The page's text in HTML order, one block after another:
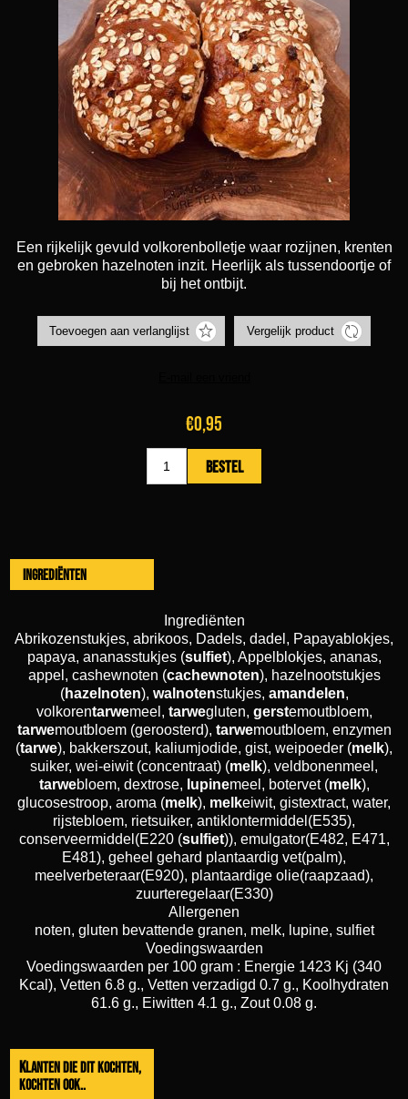
Een rijkelijk gevuld volkorenbolletje waar rozijnen, krenten
en gebroken hazelnoten inzit. Heerlijk als tussendoortje of
bij het ontbijt.
€0,95
Ingrediënten
Ingrediënten
Abrikozenstukjes, abrikoos, Dadels, dadel, Papayablokjes,
papaya, ananasstukjes (sulfiet), Appelblokjes, ananas,
appel, cashewnoten (cachewnoten), hazelnootstukjes
(hazelnoten), walnotenstukjes, amandelen,
volkorentarwemeel, tarwegluten, gerstemoutbloem,
tarwemoutbloem (geroosterd), tarwemoutbloem, enzymen
(tarwe), bakkerszout, kaliumjodide, gist, weipoeder (melk),
suiker, wei-eiwit (concentraat) (melk), veldbonenmeel,
tarwebloem, dextrose, lupinemeel, botervet (melk),
glucosestroop, aroma (melk), melkeiwit, gistextract, water,
rijstebloem, rietsuiker, antiklontermiddel(E535),
conserveermiddel(E220 (sulfiet)), emulgator(E482, E471,
E481), geheel gehard plantaardig vet(palm),
meelverbeteraar(E920), plantaardige olie(raapzaad),
zuurteregelaar(E330)
Allergenen
noten, gluten bevattende granen, melk, lupine, sulfiet
Voedingswaarden
Voedingswaarden per 100 gram : Energie 1423 Kj (340
Kcal), Vetten 6.8 g., Vetten verzadigd 0.7 g., Koolhydraten
61.6 g., Eiwitten 4.1 g., Zout 0.08 g.
Klanten die dit kochten,
kochten ook..